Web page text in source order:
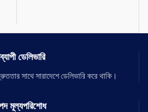
ডেলিভারি
সাথে সারাদেশে ডেলিভারি করে থাকি।
মূল্যপরিশোধ